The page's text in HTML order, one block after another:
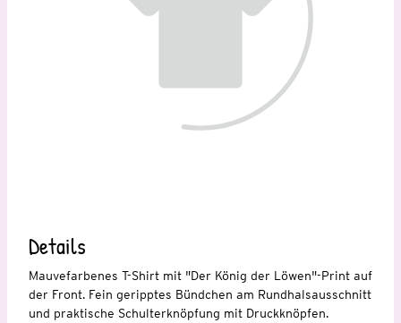
Details
Mauvefarbenes T-Shirt mit "Der König der Löwen"-Print auf
der Front. Fein geripptes Bündchen am Rundhalsausschnitt
und praktische Schulterknöpfung mit Druckknöpfen.